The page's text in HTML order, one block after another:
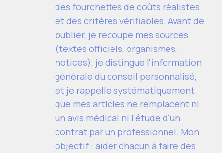
des fourchettes de coûts réalistes
et des critères vérifiables. Avant de
publier, je recoupe mes sources
(textes officiels, organismes,
notices), je distingue l'information
générale du conseil personnalisé,
et je rappelle systématiquement
que mes articles ne remplacent ni
un avis médical ni l'étude d'un
contrat par un professionnel. Mon
objectif : aider chacun à faire des